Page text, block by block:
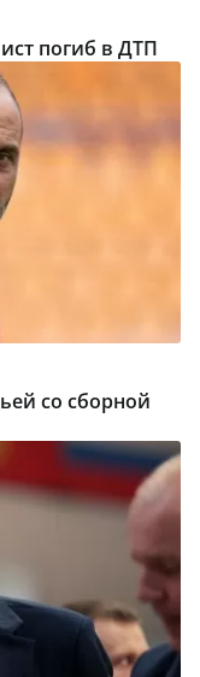
погиб в ДТП
со сборной